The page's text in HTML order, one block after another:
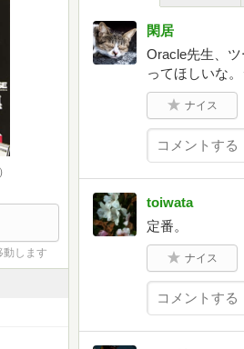
します
閑居
Oracle先生、
ってほしいな
ナイス
toiwata
定番。
ナイス